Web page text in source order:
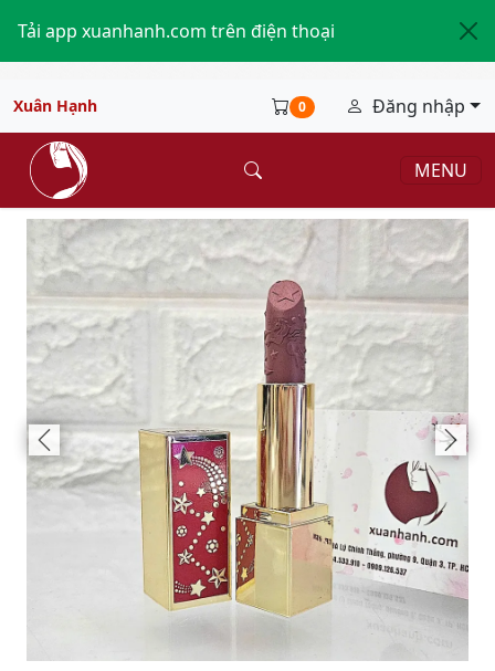
Tải app xuanhanh.com trên điện thoại
Xuân Hạnh 0 Đăng nhập
MENU